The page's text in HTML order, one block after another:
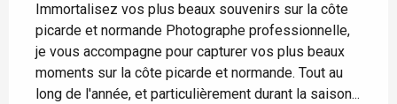
Immortalisez vos plus beaux souvenirs sur la côte
picarde et normande Photographe professionnelle,
je vous accompagne pour capturer vos plus beaux
moments sur la côte picarde et normande. Tout au
long de l'année, et particulièrement durant la saison...